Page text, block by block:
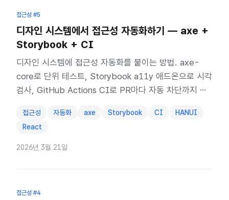
접근성 #5
디자인 시스템에서 접근성 자동화하기 — axe +
Storybook + CI
디자인 시스템에 접근성 자동화를 붙이는 방법. axe-
core로 단위 테스트, Storybook a11y 애드온으로 시각
검사, GitHub Actions CI로 PR마다 자동 차단까지 실
접근성 자동화 axe Storybook CI
HANUI
React
2026년 3월 21일
접근성 #4